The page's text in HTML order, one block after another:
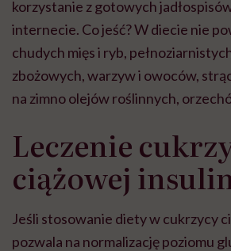
korzystanie z gotowych
internecie. Co jeść? W diecie nie
chudych mięs i ryb,
zbożowych, warzyw i owoców,
na zimno olejów roślinnych,
Leczenie
ciążowej
Jeśli stosowanie diety w cukrzycy
pozwala na normalizację poziomu